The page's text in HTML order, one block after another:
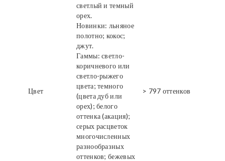
Цвет
светлый и темный
орех.
Новинки: льняное
полотно; кокос;
джут.
Гаммы: светло-
коричневого или
светло-рыжего
цвета; темного
(цвета дуб или
орех); белого
оттенка (акация);
серых расцветок
многочисленных
разнообразных
оттенков; бежевых
> 797 оттенков